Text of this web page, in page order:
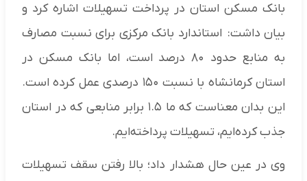
بانک مسکن استان در پرداخت تسهیلات اشاره کرد و
بیان داشت: استاندارد بانک مرکزی برای نسبت مصارف
به منابع حدود ۸۰ درصد است، اما بانک مسکن در
استان کرمانشاه با نسبت ۱۵۰ درصدی عمل کرده است.
این بدان معناست که ما ۱.۵ برابر منابعی که در استان
جذب کرده‌ایم، تسهیلات پرداخته‌ایم.
وی در عین حال هشدار داد؛ بالا رفتن سقف تسهیلات